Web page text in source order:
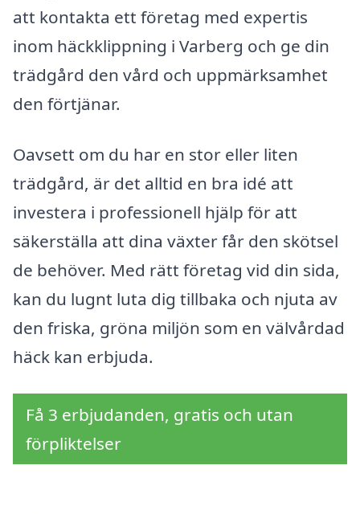
att kontakta ett företag med expertis
inom häckklippning i Varberg och ge din
trädgård den vård och uppmärksamhet
den förtjänar.
Oavsett om du har en stor eller liten
trädgård, är det alltid en bra idé att
investera i professionell hjälp för att
säkerställa att dina växter får den skötsel
de behöver. Med rätt företag vid din sida,
kan du lugnt luta dig tillbaka och njuta av
den friska, gröna miljön som en välvårdad
häck kan erbjuda.
Få 3 erbjudanden, gratis och utan
förpliktelser